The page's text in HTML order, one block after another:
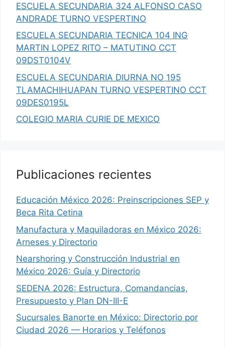
ESCUELA SECUNDARIA 324 ALFONSO CASO
ANDRADE TURNO VESPERTINO
ESCUELA SECUNDARIA TECNICA 104 ING
MARTIN LOPEZ RITO – MATUTINO CCT
09DST0104V
ESCUELA SECUNDARIA DIURNA NO 195
TLAMACHIHUAPAN TURNO VESPERTINO CCT
09DES0195L
COLEGIO MARIA CURIE DE MEXICO
Publicaciones recientes
Educación México 2026: Preinscripciones SEP y
Beca Rita Cetina
Manufactura y Maquiladoras en México 2026:
Arneses y Directorio
Nearshoring y Construcción Industrial en
México 2026: Guía y Directorio
SEDENA 2026: Estructura, Comandancias,
Presupuesto y Plan DN-III-E
Sucursales Banorte en México: Directorio por
Ciudad 2026 — Horarios y Teléfonos